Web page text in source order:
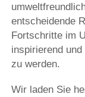
entscheidende
Fortschritte im
inspirierend
zu werden.
Wir laden Sie